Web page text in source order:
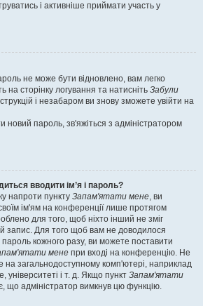
і активніше приймати участь у
не може бути відновлено, вам легко
на сторінку логування та натисніть Забули
і незабаром ви знову зможете увійти на
пароль, зв'яжіться з адміністратором
вводити ім’я і пароль?
напроти пункту Запам'ятати мене, ви
ім'ям на конференції лише протягом
для того, щоб ніхто інший не зміг
запис. Для того щоб вам не доводилося
пароль кожного разу, ви можете поставити
мене при вході на конференцію. Не
на загальнодоступному комп'ютері, наприклад
університеті і т. д. Якщо пункт Запам'ятати
що адміністратор вимкнув цю функцію.